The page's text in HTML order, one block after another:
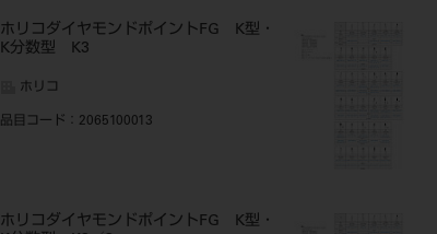
ホリコダイヤモンドポイントFG K型・
K分数型 K3
ホリコ
品目コード ：2065100013
ホリコダイヤモンドポイントFG K型・